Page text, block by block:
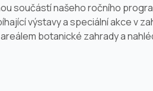
součástí našeho ročního
výstavy a speciální akce v
botanické zahrady a